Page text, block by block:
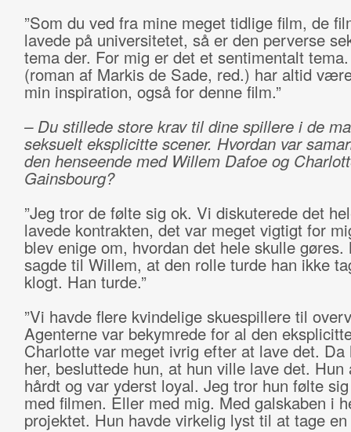
”Som du ved fra mine meget tidlige film, de
lavede på universitetet, så er den perverse
tema der. For mig er det et sentimentalt
(roman af Markis de Sade, red.) har altid
min inspiration, også for denne film.”
– Du stillede store krav til dine spillere i de
seksuelt eksplicitte scener. Hvordan var
den henseende med Willem Dafoe og
Gainsbourg?
”Jeg tror de følte sig ok. Vi diskuterede det
lavede kontrakten, det var meget vigtigt for
blev enige om, hvordan det hele skulle gøres.
sagde til Willem, at den rolle turde han ikke
klogt. Han turde.”
”Vi havde flere kvindelige skuespillere til
Agenterne var bekymrede for al den
Charlotte var meget ivrig efter at lave det. Da
her, besluttede hun, at hun ville lave det. Hun
hårdt og var yderst loyal. Jeg tror hun følte
med filmen. Eller med mig. Med galskaben i
projektet. Hun havde virkelig lyst til at tage en